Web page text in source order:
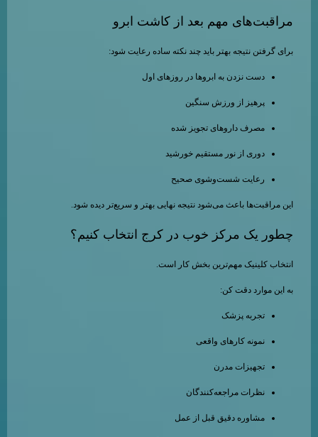
مراقبت‌های مهم بعد از کاشت ابرو
برای گرفتن نتیجه بهتر باید چند نکته ساده رعایت شود:
دست نزدن به ابروها در روزهای اول
پرهیز از ورزش سنگین
مصرف داروهای تجویز شده
دوری از نور مستقیم خورشید
رعایت شست‌وشوی صحیح
این مراقبت‌ها باعث می‌شود نتیجه نهایی بهتر و سریع‌تر دیده شود.
چطور یک مرکز خوب در کرج انتخاب کنیم؟
انتخاب کلینیک مهم‌ترین بخش کار است.
به این موارد دقت کن:
تجربه پزشک
نمونه کارهای واقعی
تجهیزات مدرن
نظرات مراجعه‌کنندگان
مشاوره دقیق قبل از عمل